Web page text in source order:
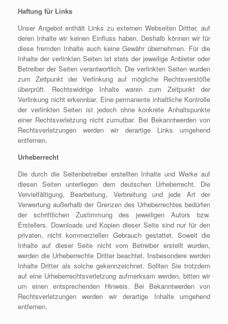
Haftung für Links
Unser Angebot enthält Links zu externen Webseiten Dritter, auf
deren Inhalte wir keinen Einfluss haben. Deshalb können wir für
diese fremden Inhalte auch keine Gewähr übernehmen. Für die
Inhalte der verlinkten Seiten ist stets der jeweilige Anbieter oder
Betreiber der Seiten verantwortlich. Die verlinkten Seiten wurden
zum Zeitpunkt der Verlinkung auf mögliche Rechtsverstöße
überprüft. Rechtswidrige Inhalte waren zum Zeitpunkt der
Verlinkung nicht erkennbar. Eine permanente inhaltliche Kontrolle
der verlinkten Seiten ist jedoch ohne konkrete Anhaltspunkte
einer Rechtsverletzung nicht zumutbar. Bei Bekanntwerden von
Rechtsverletzungen werden wir derartige Links umgehend
entfernen.
Urheberrecht
Die durch die Seitenbetreiber erstellten Inhalte und Werke auf
diesen Seiten unterliegen dem deutschen Urheberrecht. Die
Vervielfältigung, Bearbeitung, Verbreitung und jede Art der
Verwertung außerhalb der Grenzen des Urheberrechtes bedürfen
der schriftlichen Zustimmung des jeweiligen Autors bzw.
Erstellers. Downloads und Kopien dieser Seite sind nur für den
privaten, nicht kommerziellen Gebrauch gestattet. Soweit die
Inhalte auf dieser Seite nicht vom Betreiber erstellt wurden,
werden die Urheberrechte Dritter beachtet. Insbesondere werden
Inhalte Dritter als solche gekennzeichnet. Sollten Sie trotzdem
auf eine Urheberrechtsverletzung aufmerksam werden, bitten wir
um einen entsprechenden Hinweis. Bei Bekanntwerden von
Rechtsverletzungen werden wir derartige Inhalte umgehend
entfernen.